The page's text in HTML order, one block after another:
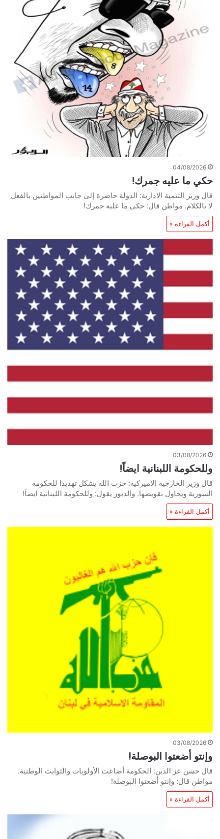
04/08/2026
حكي ما عليه جمرك!
قال وزير التنمية الادارية: الدولة حاضرة إلى جانب المواطنين بالفعل
لا بالكلام. مواطن قال: حكي ما عليه جمرك!
أكمل القراءة »
03/08/2026
وللحكومة اللبنانية ايضاً!
قال وزير الخارجية الاميركية: حزب الله يشكل تهديدا للحكومة
السورية ويحاول تقويضها. والدبور يقول: وللحكومة اللبنانية ايضاً!
أكمل القراءة »
03/08/2026
وإنتو أضعتوا البوصلة!
قال حسن عز الدين: الحكومة أضاعت الأولويات والثوابت الوطنية.
مواطن قال: وإنتو أضعتوا البوصلة!
أكمل القراءة »